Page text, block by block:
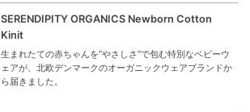
SERENDIPITY ORGANICS Newborn Cotton
Kinit
生まれたての赤ちゃんを“やさしさ”で包む特別なベビーウ
ェアが、北欧デンマークのオーガニックウェアブランドか
ら届きました。